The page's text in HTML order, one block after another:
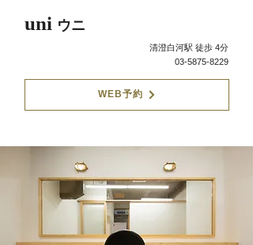
uni ウニ
清澄白河駅 徒歩 4分
03-5875-8229
WEB予約